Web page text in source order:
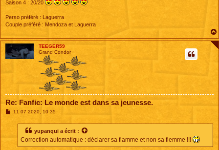
Saison 4 : 20/20
Perso préféré : Laguerra
Couple préféré : Mendoza et Laguerra
TEEGER59
Grand Condor
Re: Fanfic: Le monde est dans sa jeunesse.
M
11 07 2020, 10:35
yupanqui a écrit :
Correction automatique : déclarer sa flamme et non sa flemme !!!